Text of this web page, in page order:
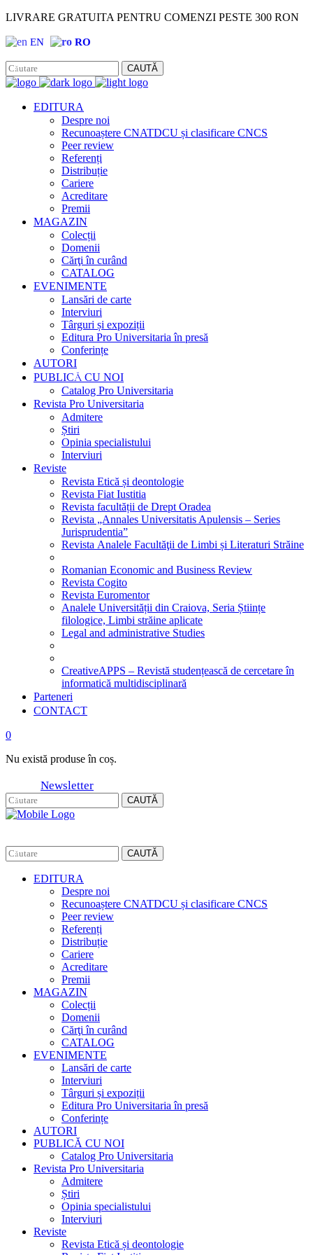
LIVRARE GRATUITA PENTRU COMENZI PESTE 300 RON
EN RO
CAUTĂ
EDITURA
Despre noi
Recunoaștere CNATDCU și clasificare CNCS
Peer review
Referenți
Distribuție
Cariere
Acreditare
Premii
MAGAZIN
Colecții
Domenii
Cărţi în curând
CATALOG
EVENIMENTE
Lansări de carte
Interviuri
Târguri și expoziții
Editura Pro Universitaria în presă
Conferințe
AUTORI
PUBLICĂ CU NOI
Catalog Pro Universitaria
Revista Pro Universitaria
Admitere
Știri
Opinia specialistului
Interviuri
Reviste
Revista Etică și deontologie
Revista Fiat Iustitia
Revista facultății de Drept Oradea
Revista „Annales Universitatis Apulensis – Series
Jurisprudentia”
Revista Analele Facultăţii de Limbi și Literaturi Străine
Romanian Economic and Business Review
Revista Cogito
Revista Euromentor
Analele Universității din Craiova, Seria Științe
filologice, Limbi străine aplicate
Legal and administrative Studies
CreativeAPPS – Revistă studențească de cercetare în
informatică multidisciplinară
Parteneri
CONTACT
0
Nu există produse în coș.
Newsletter
CAUTĂ
CAUTĂ
EDITURA
Despre noi
Recunoaștere CNATDCU și clasificare CNCS
Peer review
Referenți
Distribuție
Cariere
Acreditare
Premii
MAGAZIN
Colecții
Domenii
Cărţi în curând
CATALOG
EVENIMENTE
Lansări de carte
Interviuri
Târguri și expoziții
Editura Pro Universitaria în presă
Conferințe
AUTORI
PUBLICĂ CU NOI
Catalog Pro Universitaria
Revista Pro Universitaria
Admitere
Știri
Opinia specialistului
Interviuri
Reviste
Revista Etică și deontologie